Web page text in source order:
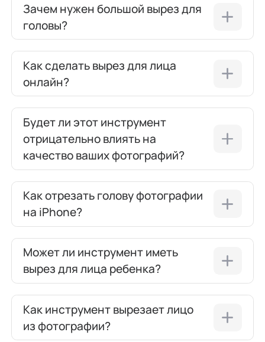
Зачем нужен большой вырез для
головы?
Как сделать вырез для лица
онлайн?
Будет ли этот инструмент
отрицательно влиять на
качество ваших фотографий?
Как отрезать голову фотографии
на iPhone?
Может ли инструмент иметь
вырез для лица ребенка?
Как инструмент вырезает лицо
из фотографии?